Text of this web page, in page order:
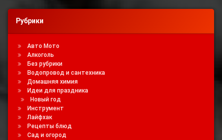
Рубрики
Авто Мото
Алкоголь
Без рубрики
Водопровод и сантехника
Домашняя химия
Идеи для праздника
Новый год
Инструмент
Лайфхак
Рецепты блюд
Сад и огород